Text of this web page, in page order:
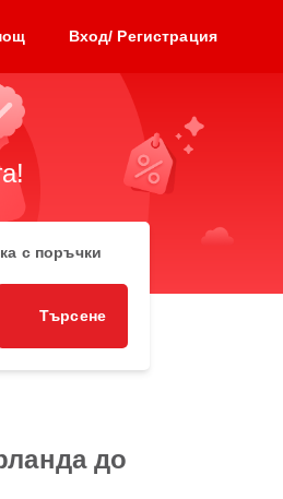
Вход/ Регистрация
с поръчки
Търсене
до